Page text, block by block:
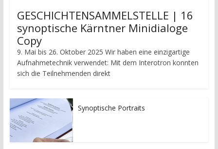
GESCHICHTENSAMMELSTELLE | 16
synoptische Kärntner Minidialoge
Copy
9. Mai bis 26. Oktober 2025 Wir haben eine einzigartige
Aufnahmetechnik verwendet: Mit dem Interotron konnten
sich die Teilnehmenden direkt
Synoptische Portraits